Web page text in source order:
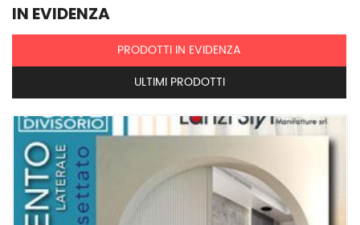
IN EVIDENZA
PRODOTTI IN EVIDENZA
ULTIMI PRODOTTI